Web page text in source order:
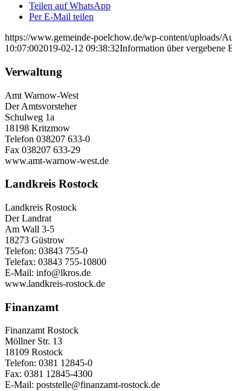
Teilen auf WhatsApp
Per E-Mail teilen
https://www.gemeinde-poelchow.de/wp-content/uploads/
10:07:002019-02-12 09:38:32Information über vergebene
Verwaltung
Amt Warnow-West
Der Amtsvorsteher
Schulweg 1a
18198 Kritzmow
Telefon 038207 633-0
Fax 038207 633-29
www.amt-warnow-west.de
Landkreis Rostock
Landkreis Rostock
Der Landrat
Am Wall 3-5
18273 Güstrow
Telefon: 03843 755-0
Telefax: 03843 755-10800
E-Mail: info@lkros.de
www.landkreis-rostock.de
Finanzamt
Finanzamt Rostock
Möllner Str. 13
18109 Rostock
Telefon: 0381 12845-0
Fax: 0381 12845-4300
E-Mail: poststelle@finanzamt-rostock.de